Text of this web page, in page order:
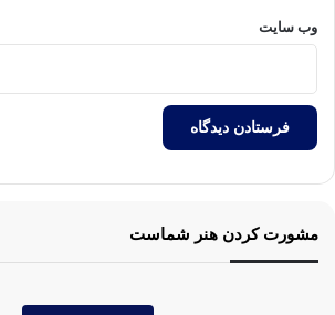
وب‌ سایت
مشورت کردن هنر شماست